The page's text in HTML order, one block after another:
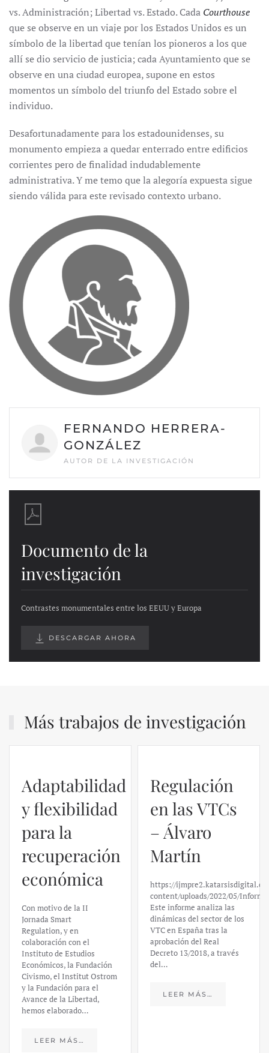
vs. Administración; Libertad vs. Estado. Cada Courthouse
que se observe en un viaje por los Estados Unidos es un
símbolo de la libertad que tenían los pioneros a los que
allí se dio servicio de justicia; cada Ayuntamiento que se
observe en una ciudad europea, supone en estos
momentos un símbolo del triunfo del Estado sobre el
individuo.
Desafortunadamente para los estadounidenses, su
monumento empieza a quedar enterrado entre edificios
corrientes pero de finalidad indudablemente
administrativa. Y me temo que la alegoría expuesta sigue
siendo válida para este revisado contexto urbano.
FERNANDO HERRERA-
GONZÁLEZ
AUTOR DE LA INVESTIGACIÓN
Documento de la
investigación
Contrastes monumentales entre los EEUU y Europa
DESCARGAR AHORA
Más trabajos de investigación
Adaptabilidad
y flexibilidad
para la
recuperación
económica
Con motivo de la II
Jornada Smart
Regulation, y en
colaboración con el
Instituto de Estudios
Económicos, la Fundación
Civismo, el Institut Ostrom
y la Fundación para el
Avance de la Libertad,
hemos elaborado…
LEER MÁS…
Regulación
en las VTCs
– Álvaro
Martín
https://
content/uploads/2022/05/
Este informe analiza las
dinámicas del sector de los
VTC en España tras la
aprobación del Real
Decreto 13/2018, a través
del…
LEER MÁS…